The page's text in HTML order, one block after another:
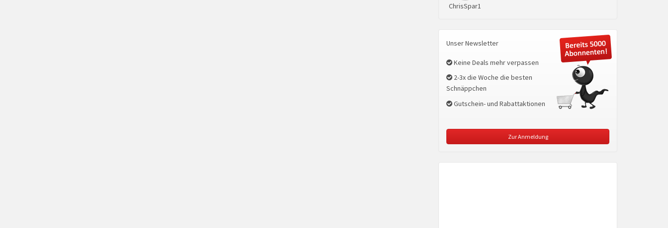
ChrisSpar1
Unser Newsletter
Keine Deals mehr verpassen
2-3x die Woche die besten
Schnäppchen
Gutschein- und Rabattaktionen
Zur Anmeldung